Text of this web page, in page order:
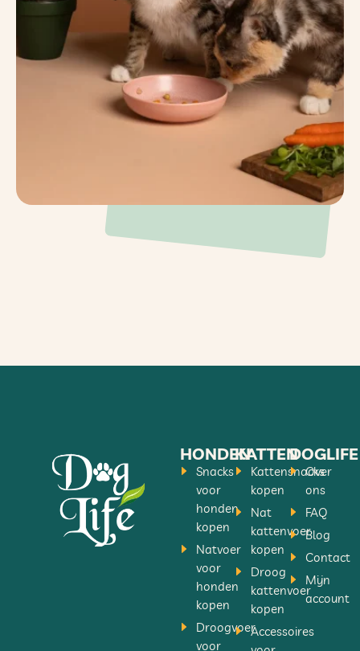
HONDEN
Snacks
voor
honden
kopen
Natvoer
voor
honden
kopen
Droogvoer
voor
KATTEN
Kattensnacks
kopen
Nat
kattenvoer
kopen
Droog
kattenvoer
kopen
Accessoires
DOGLIFE
Over
ons
FAQ
Blog
Contact
Mijn
account